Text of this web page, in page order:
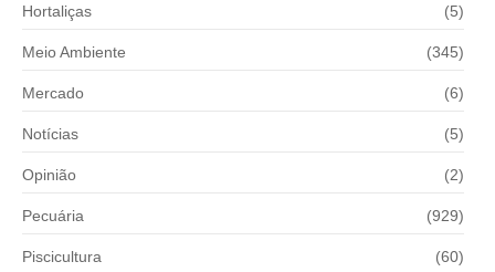
Hortaliças (5)
Meio Ambiente (345)
Mercado (6)
Notícias (5)
Opinião (2)
Pecuária (929)
Piscicultura (60)